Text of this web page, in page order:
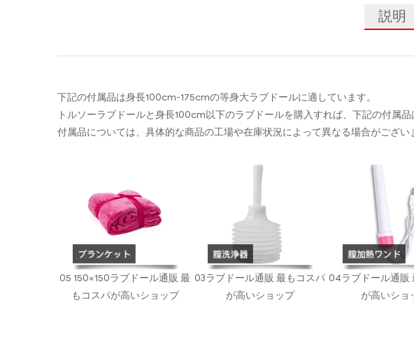
説明
下記の付属品は身長100cm-175cmの等身大ラブドールに適しています。
トルソーラブドールと身長100cm以下のラブドールを購入すれば、下記の付属品
付属品については、具体的な商品の工場や在庫状況によって異なる場合がござい
05 150×150ラブドール通販 最
もコスパが高いショップ
03ラブドール通販 最もコスパ
が高いショップ
04ラブドール通販
が高いショ